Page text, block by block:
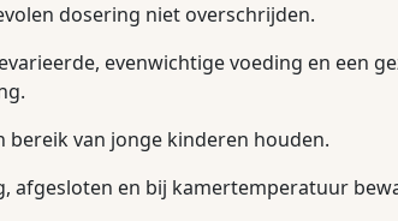
dosering niet overschrijden.
evenwichtige voeding en een
bereik van jonge kinderen houden.
afgesloten en bij kamertemperatuur